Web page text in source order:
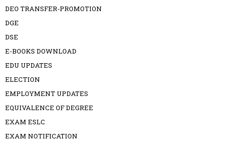
DEO TRANSFER-PROMOTION
DGE
DSE
E-BOOKS DOWNLOAD
EDU UPDATES
ELECTION
EMPLOYMENT UPDATES
EQUIVALENCE OF DEGREE
EXAM ESLC
EXAM NOTIFICATION